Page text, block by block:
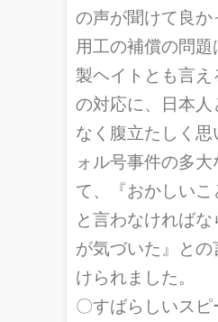
の声が聞けて良
用工の補償の問
製ヘイトとも言
の対応に、日本人
なく腹立たしく思
ォル号事件の多
て、『おかしい
と言わなければ
が気づいた』と
けられました。
〇すばらしいスピ